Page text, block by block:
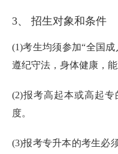
3、 招生对象和条件
(1)考生均须参加“全国
遵纪守法，身体健康，能
(2)报考高起本或高起
度。
(3)报考专升本的考生必